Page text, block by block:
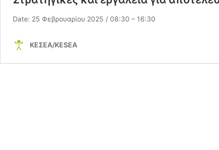
Date: 25 Φεβρουαρίου 2025 / 08:30 – 16:30
ΚΕΣΕΑ/KESEA